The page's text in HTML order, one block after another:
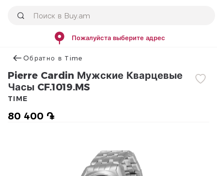
Пожалуйста выберите адрес
Օбратно в Time
Pierre Cardin Мужские Кварцевые
Часы CF.1019.MS
80 400 ֏
TIME